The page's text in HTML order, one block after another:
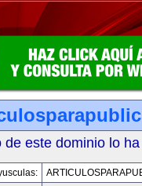
de este dominio lo